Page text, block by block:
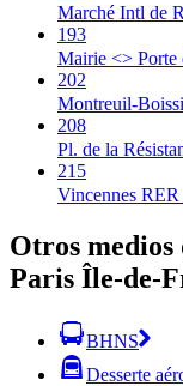
Marché Intl de
193
Mairie <>
202
Montreuil-
208
Pl. de la
215
Vincennes
Otros medios
Paris Île-de-
BHNS
Desserte